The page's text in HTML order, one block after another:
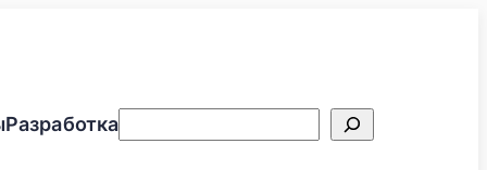
РазработкаПоиск